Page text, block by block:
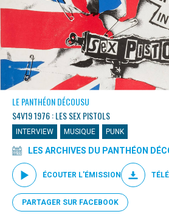
LE PANTHÉON DÉCOUSU
S4V19 1976 : LES SEX PISTOLS
INTERVIEW MUSIQUE PUNK
LES ARCHIVES DU PANTHÉON
ÉCOUTER L'ÉMISSION
PARTAGER SUR FACEBOOK